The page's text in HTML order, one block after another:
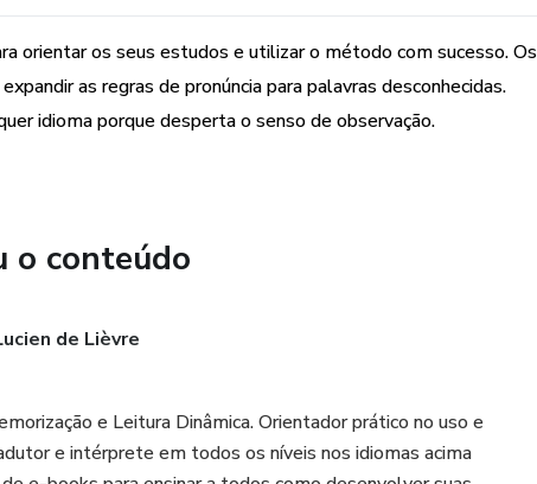
orientar os seus estudos e utilizar o método com sucesso. Os
as regras de pronúncia para palavras desconhecidas.
idioma porque desperta o senso de observação.
o conteúdo
de Lièvre
e Leitura Dinâmica. Orientador prático no uso e
e intérprete em todos os níveis nos idiomas acima